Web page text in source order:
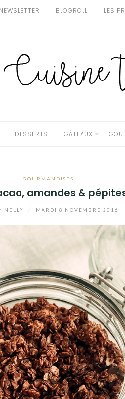
NEWSLETTER BLOGROLL LES
DESSERTS GÂTEAUX
GOURMANDISES
amandes &
NELLY MARDI 8 NOVEMBRE 2016